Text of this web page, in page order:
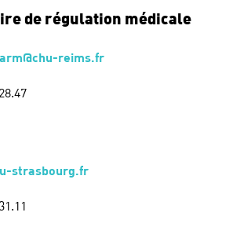
de régulation médicale
reims.fr
strasbourg.fr